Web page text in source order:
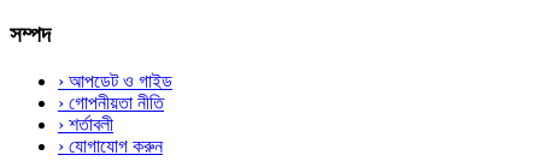
সম্পদ
› আপডেট ও গাইড
› গোপনীয়তা নীতি
› শর্তাবলী
› যোগাযোগ করুন